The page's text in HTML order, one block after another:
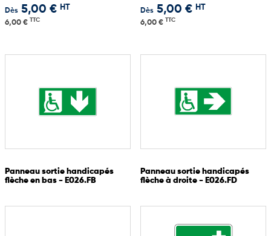
Dès 5,00 € HT
6,00 € TTC
Dès 5,00 € HT
6,00 € TTC
Panneau sortie handicapés
flèche en bas - E026.FB
Panneau sortie handicapés
flèche à droite - E026.FD